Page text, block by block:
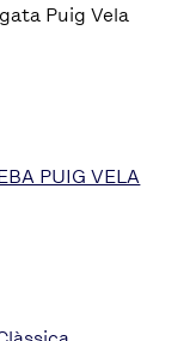
Puig Vela
PUIG VELA